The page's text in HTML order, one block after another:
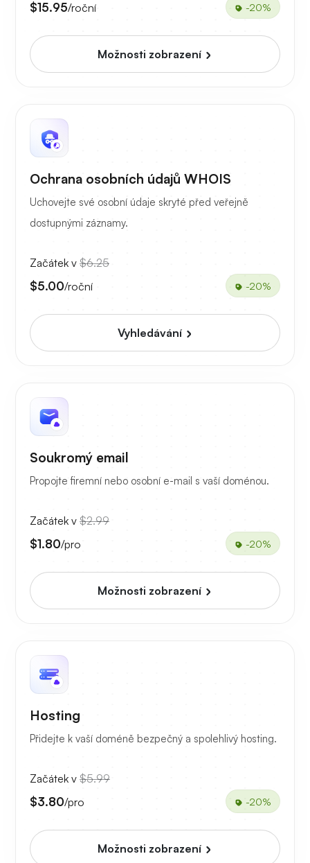
$15.95/roční -20%
Možnosti zobrazení
Ochrana osobních údajů WHOIS
Uchovejte své osobní údaje skryté před veřejně
dostupnými záznamy.
Začátek v $6.25
$5.00/roční -20%
Vyhledávání
Soukromý email
Propojte firemní nebo osobní e-mail s vaší doménou.
Začátek v $2.99
$1.80/pro -20%
Možnosti zobrazení
Hosting
Přidejte k vaší doméně bezpečný a spolehlivý hosting.
Začátek v $5.99
$3.80/pro -20%
Možnosti zobrazení